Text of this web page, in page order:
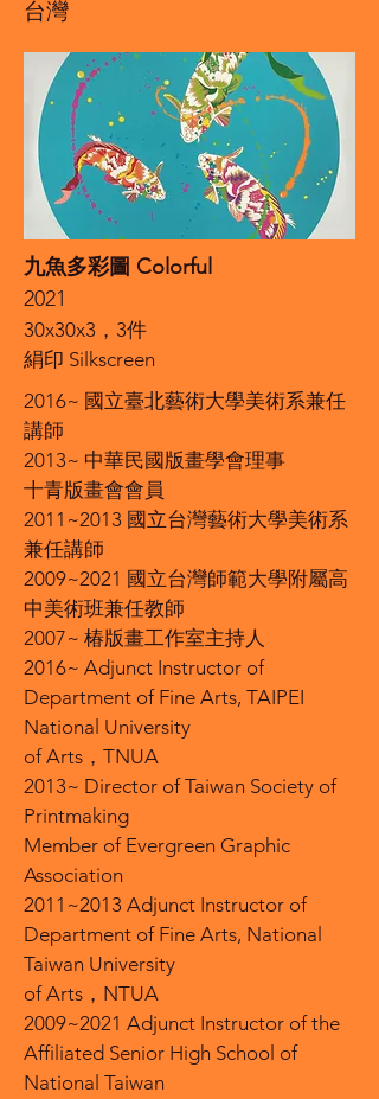
台灣
九魚多彩圖 Colorful
2021
30x30x3，3件
絹印 Silkscreen
2016~ 國立臺北藝術大學美術系兼任
講師
2013~ 中華民國版畫學會理事
十青版畫會會員
2011~2013 國立台灣藝術大學美術系
兼任講師
2009~2021 國立台灣師範大學附屬高
中美術班兼任教師
2007~ 椿版畫工作室主持人
2016~ Adjunct Instructor of
Department of Fine Arts, TAIPEI
National University
of Arts，TNUA
2013~ Director of Taiwan Society of
Printmaking
Member of Evergreen Graphic
Association
2011~2013 Adjunct Instructor of
Department of Fine Arts, National
Taiwan University
of Arts，NTUA
2009~2021 Adjunct Instructor of the
Affiliated Senior High School of
National Taiwan